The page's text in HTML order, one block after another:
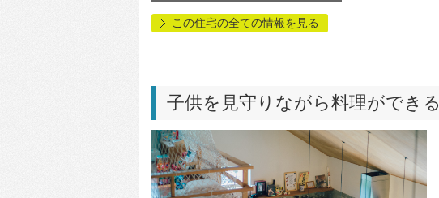
この住宅の全ての情報を見る
子供を見守りながら料理ができる